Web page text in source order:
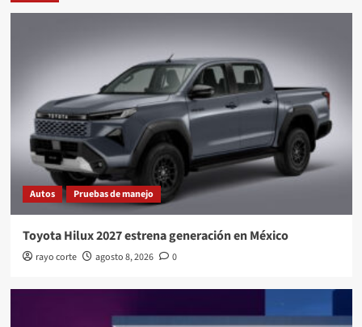
Autos Pruebas de manejo
Toyota Hilux 2027 estrena generación en México
rayo corte agosto 8, 2026 0